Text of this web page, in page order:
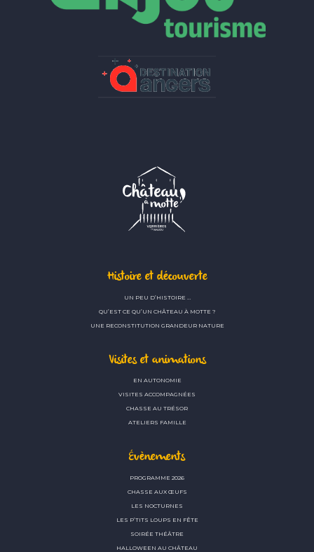
Histoire et découverte
UN PEU D’HISTOIRE …
QU’EST CE QU’UN CHÂTEAU À MOTTE ?
UNE RECONSTITUTION GRANDEUR NATURE
Visites et animations
EN AUTONOMIE
VISITES ACCOMPAGNÉES
CHASSE AU TRÉSOR
ATELIERS FAMILLE
Évènements
PROGRAMME 2026
CHASSE AUX ŒUFS
LES NOCTURNES
LES P’TITS LOUPS EN FÊTE
SOIRÉE THÉÂTRE
HALLOWEEN AU CHÂTEAU